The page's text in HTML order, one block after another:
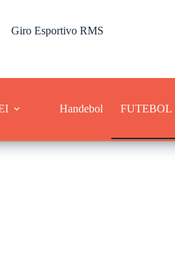
Giro Esportivo RMS
Handebol FUTEBOL